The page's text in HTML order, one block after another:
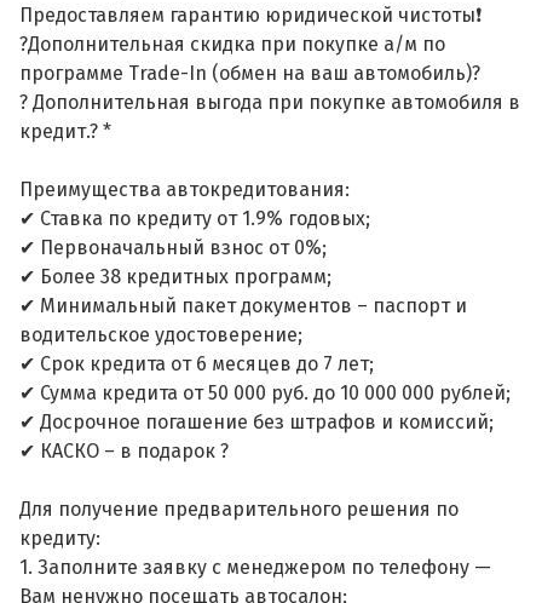
Предоставляем гарантию юридической чистоты❗
?Дополнительная скидка при покупке а/м по
программе Trade-In (обмен на ваш автомобиль)?
? Дополнительная выгода при покупке автомобиля в
кредит.? *
Преимущества автокредитования:
✔ Ставка по кредиту от 1.9% годовых;
✔ Первоначальный взнос от 0%;
✔ Более 38 кредитных программ;
✔ Минимальный пакет документов – паспорт и
водительское удостоверение;
✔ Срок кредита от 6 месяцев до 7 лет;
✔ Сумма кредита от 50 000 руб. до 10 000 000 рублей;
✔ Досрочное погашение без штрафов и комиссий;
✔ КАСКО – в подарок ?
Для получение предварительного решения по
кредиту:
1. Заполните заявку с менеджером по телефону —
Вам ненужно посещать автосалон;